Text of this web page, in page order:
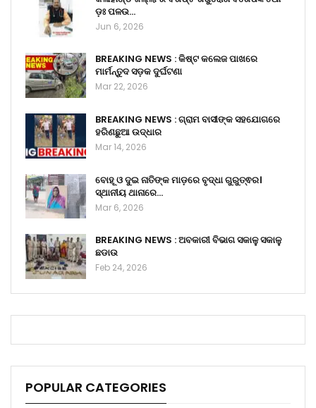
ଡ଼ଃ ପଳଉ…
Jun 6, 2026
BREAKING NEWS : କିଷ୍ଟ କଲେଜ ପାଖରେ
ମାର୍ମନ୍ତୁଦ ସଡ଼କ ଦୁର୍ଘଟଣା
Mar 22, 2026
BREAKING NEWS : ଗ୍ରାମ ବାସୀଙ୍କ ସହଯୋଗରେ
ହରିଣଛୁଆ ଉଦ୍ଧାର
Mar 14, 2026
ବୋହୂ ଓ ଦୁଇ ନାତିଙ୍କ ମାଡ଼ରେ ବୃଦ୍ଧା ଗୁରୁତ୍ଵର।
ସ୍ଥାନୀୟ ଥାନାରେ…
Mar 6, 2026
BREAKING NEWS : ଅବକାରୀ ବିଭାଗ ସକାଳୁ ସକାଳୁ
ଛଡାଉ
Feb 24, 2026
POPULAR CATEGORIES